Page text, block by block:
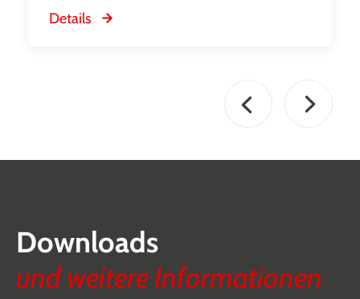
Details
Downloads
und weitere Informationen